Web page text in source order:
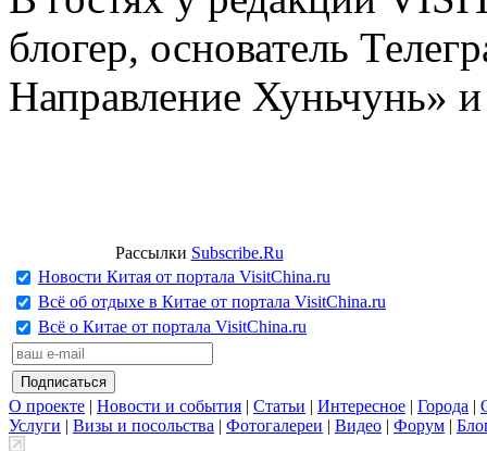
блогер, основатель
Направление Хуньчунь»
Рассылки Subscribe.Ru
Новости Китая от портала VisitChina.ru
Всё об отдыхе в Китае от портала VisitChina.ru
Всё о Китае от портала VisitChina.ru
О проекте | Новости и события | Статьи | Интересное | Города |
Услуги | Визы и посольства | Фотогалереи | Видео | Форум |